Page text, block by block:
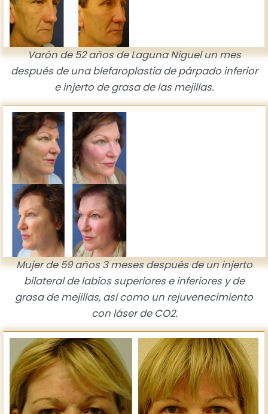
Varón de 52 años de Laguna Niguel un mes
después de una blefaroplastia de párpado inferior
e injerto de grasa de las mejillas.
Mujer de 59 años 3 meses después de un injerto
bilateral de labios superiores e inferiores y de
grasa de mejillas, así como un rejuvenecimiento
con láser de CO2.